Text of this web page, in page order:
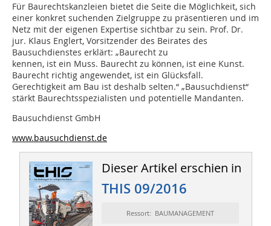
Für Baurechtskanzleien bietet die Seite die Möglichkeit, sich
einer konkret suchenden Zielgruppe zu präsentieren und im
Netz mit der eigenen Expertise sichtbar zu sein. Prof. Dr.
jur. Klaus Englert, Vorsitzender des Beirates des
Bausuchdienstes erklärt: „Baurecht zu
kennen, ist ein Muss. Baurecht zu können, ist eine Kunst.
Baurecht richtig angewendet, ist ein Glücksfall.
Gerechtigkeit am Bau ist deshalb selten.“ „Bausuchdienst“
stärkt Baurechtsspezialisten und potentielle Mandanten.
Bausuchdienst GmbH
www.bausuchdienst.de
Dieser Artikel erschien in
THIS 09/2016
Ressort: BAUMANAGEMENT